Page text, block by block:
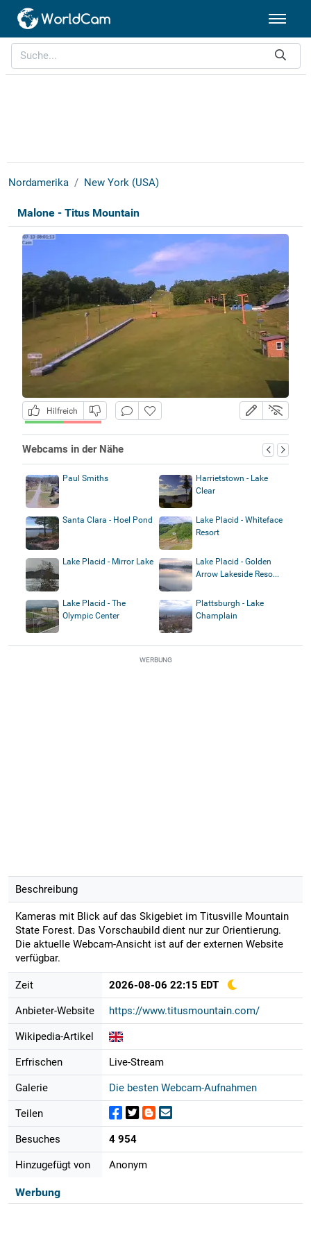
Nordamerika New York (USA)
Malone - Titus Mountain
Hilfreich
Webcams in der Nähe
Paul Smiths
Harrietstown - Lake
Clear
Santa Clara - Hoel Pond
Lake Placid - Whiteface
Resort
Lake Placid - Mirror Lake
Lake Placid - Golden
Arrow Lakeside Reso...
Lake Placid - The
Olympic Center
Plattsburgh - Lake
Champlain
WERBUNG
Beschreibung
Kameras mit Blick auf das Skigebiet im Titusville Mountain
State Forest. Das Vorschaubild dient nur zur Orientierung.
Die aktuelle Webcam-Ansicht ist auf der externen Website
verfügbar.
Zeit 2026-08-06 22:15 EDT
Anbieter-Website https://www.titusmountain.com/
Wikipedia-Artikel
Erfrischen Live-Stream
Galerie Die besten Webcam-Aufnahmen
Teilen
Besuches 4 954
Hinzugefügt von Anonym
Werbung